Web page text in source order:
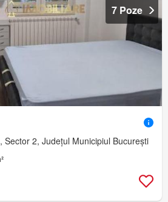
7 Poze
Sector 2, Județul Municipiul București